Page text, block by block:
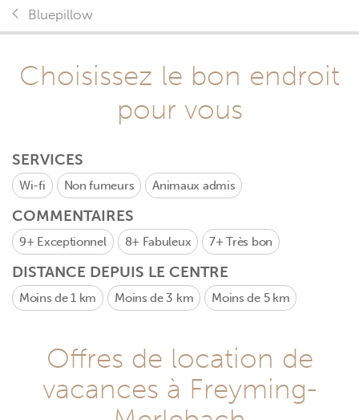
Bluepillow
Choisissez le bon endroit
pour vous
SERVICES
Wi-fi Non fumeurs Animaux admis
COMMENTAIRES
9+ Exceptionnel 8+ Fabuleux 7+Très bon
DISTANCE DEPUIS LE CENTRE
Moins de 1 km Moins de 3 km Moins de 5 km
Offres de location de
vacances à Freyming-